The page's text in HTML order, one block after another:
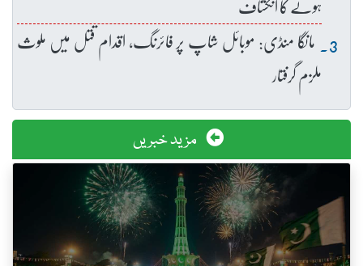
مانگا منڈی: موبائل شاپ پر فائرنگ، اقدام قتل میں ملوث
ملزم گرفتار
مزید خبریں